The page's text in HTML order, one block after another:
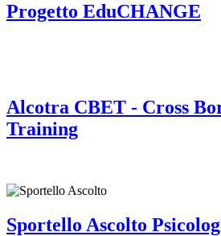
Progetto EduCHANGE
Alcotra CBET - Cross
Training
Sportello Ascolto